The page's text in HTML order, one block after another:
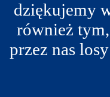
dziękujemy
również
przez nas